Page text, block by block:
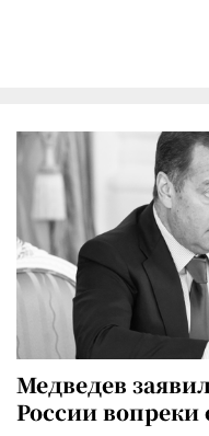
Медведев
России